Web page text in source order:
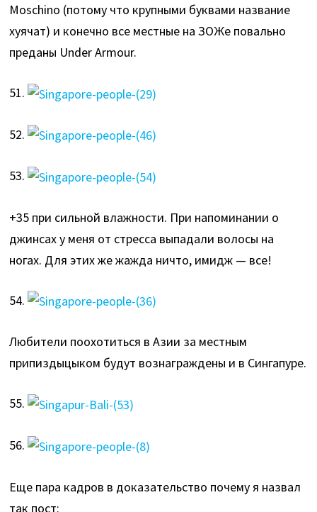
Mosсhino (потому что крупными буквами название
хуячат) и конечно все местные на ЗОЖе повально
преданы Under Armour.
51.
52.
53.
+35 при сильной влажности. При напоминании о
джинсах у меня от стресса выпадали волосы на
ногах. Для этих же жажда ничто, имидж — все!
54.
Любители поохотиться в Азии за местным
припиздыцыком будут вознаграждены и в Сингапуре.
55.
56.
Еще пара кадров в доказательство почему я назвал
так пост: